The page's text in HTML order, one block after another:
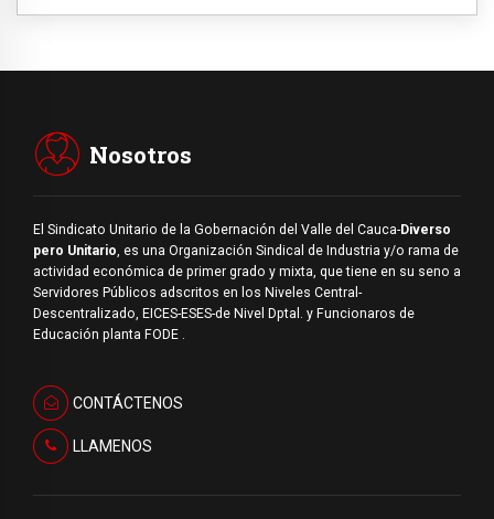
Nosotros
El Sindicato Unitario de la Gobernación del Valle del Cauca-Diverso
pero Unitario, es una Organización Sindical de Industria y/o rama de
actividad económica de primer grado y mixta, que tiene en su seno a
Servidores Públicos adscritos en los Niveles Central-
Descentralizado, EICES-ESES-de Nivel Dptal. y Funcionaros de
Educación planta FODE .
CONTÁCTENOS
LLAMENOS